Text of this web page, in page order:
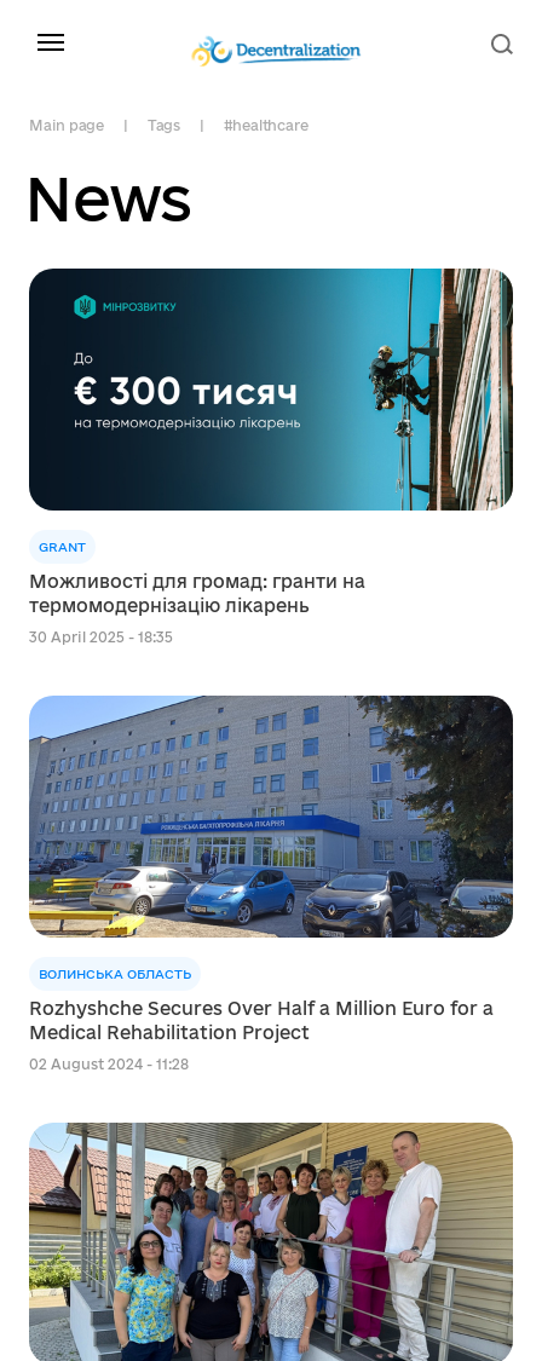
Main page Tags #healthcare
News
GRANT
Можливості для громад: гранти на
термомодернізацію лікарень
30 April 2025 - 18:35
ВОЛИНСЬКА ОБЛАСТЬ
Rozhyshche Secures Over Half a Million Euro for a
Medical Rehabilitation Project
02 August 2024 - 11:28